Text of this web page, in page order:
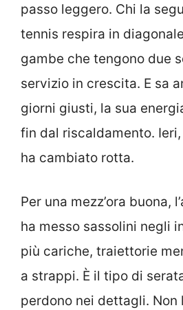
passo leggero. Chi la
tennis respira in
gambe che tengono due
servizio in crescita. E sa
giorni giusti, la sua
fin dal riscaldamento.
ha cambiato rotta.
Per una mezz’ora buona,
ha messo sassolini negli
più cariche, traiettorie
a strappi. È il tipo di
perdono nei dettagli. Non